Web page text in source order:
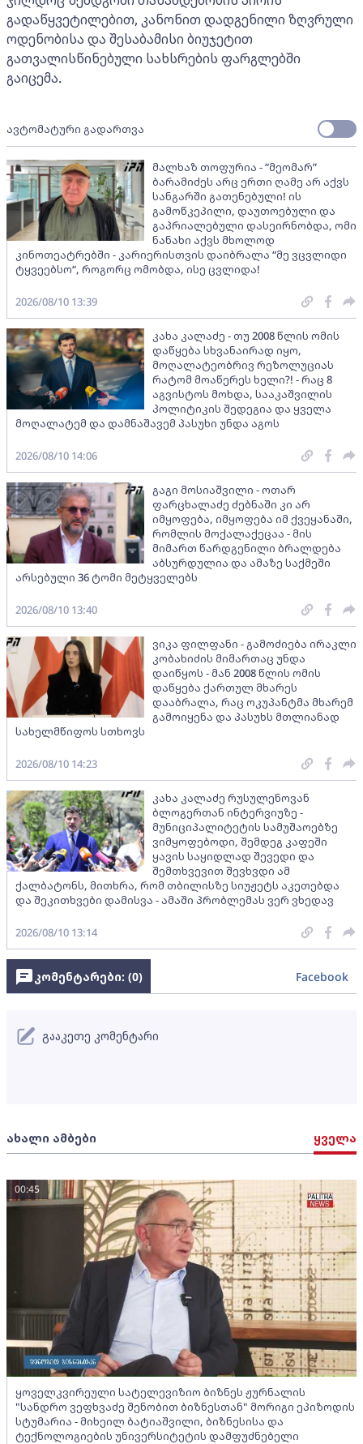
გადაწყვეტილებით, კანონით დადგენილი ზღვრული
ოდენობისა და შესაბამისი ბიუჯეტით
გათვალისწინებული სახსრების ფარგლებში
გაიცემა.
ავტომატური გადართვა
მალხაზ თოფურია - “მეომარ”
ბარამიძეს არც ერთი ღამე არ აქვს
სანგარში გათენებული! ის
გამოწკეპილი, დაუთოებული და
გაპრიალებული დასეირნობდა, ომი
ნანახი აქვს მხოლოდ
კინოთეატრებში - კარიერისთვის დაიბრალა “მე ვცვლიდი
ტყვეებსო“, როგორც ომობდა, ისე ცვლიდა!
2026/08/10 13:39
კახა კალაძე - თუ 2008 წლის ომის
დაწყება სხვანაირად იყო,
მოღალატეობრივ რეზოლუციას
რატომ მოაწერეს ხელი?! - რაც 8
აგვისტოს მოხდა, სააკაშვილის
პოლიტიკის შედეგია და ყველა
მოღალატემ და დამნაშავემ პასუხი უნდა აგოს
2026/08/10 14:06
გაგი მოსიაშვილი - ოთარ
ფარცხალაძე ძებნაში კი არ
იმყოფება, იმყოფება იმ ქვეყანაში,
რომლის მოქალაქეცაა - მის
მიმართ წარდგენილი ბრალდება
აბსურდულია და ამაზე საქმეში
არსებული 36 ტომი მეტყველებს
2026/08/10 13:40
ვიკა ფილფანი - გამოძიება ირაკლი
კობახიძის მიმართაც უნდა
დაიწყოს - მან 2008 წლის ომის
დაწყება ქართულ მხარეს
დააბრალა, რაც ოკუპანტმა მხარემ
გამოიყენა და პასუხს მთლიანად
სახელმწიფოს სთხოვს
2026/08/10 14:23
კახა კალაძე რუსულენოვან
ბლოგერთან ინტერვიუზე -
მუნიციპალიტეტის სამუშაოებზე
ვიმყოფებოდი, შემდეგ კაფეში
ყავის საყიდლად შევედი და
შემთხვევით შევხვდი ამ
ქალბატონს, მითხრა, რომ თბილისზე სიუჟეტს აკეთებდა
და შეკითხვები დამისვა - ამაში პრობლემას ვერ ვხედავ
2026/08/10 13:14
ახალი ამბები ყველა
ყოველკვირეული სატელევიზიო ბიზნეს ჟურნალის
"სანდრო ვეფხვაძე შენობით ბიზნესთან" მორიგი ეპიზოდის
სტუმარია - მიხეილ ბატიაშვილი, ბიზნესისა და
ტექნოლოგიების უნივერსიტეტის დამფუძნებელი
00:45
კომენტარები: (0) Facebook
გააკეთე კომენტარი